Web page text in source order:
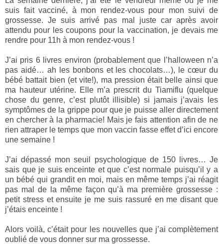
suis fait vacciné, à mon rendez-vous pour mon suivi de
grossesse. Je suis arrivé pas mal juste car après avoir
attendu pour les coupons pour la vaccination, je devais me
rendre pour 11h à mon rendez-vous !
J’ai pris 6 livres environ (probablement que l’halloween n’a
pas aidé… ah les bonbons et les chocolats…), le cœur du
bébé battait bien (et vite!), ma pression était belle ainsi que
ma hauteur utérine. Elle m’a prescrit du Tiamiflu (quelque
chose du genre, c’est plutôt illisible) si jamais j’avais les
symptômes de la grippe pour que je puisse aller directement
en chercher à la pharmacie! Mais je fais attention afin de ne
rien attraper le temps que mon vaccin fasse effet d’ici encore
une semaine !
J’ai dépassé mon seuil psychologique de 150 livres… Je
sais que je suis enceinte et que c’est normale puisqu’il y a
un bébé qui grandit en moi, mais en même temps j’ai réagit
pas mal de la même façon qu’à ma première grossesse :
petit stress et ensuite je me suis rassuré en me disant que
j’étais enceinte !
Alors voilà, c’était pour les nouvelles que j’ai complètement
oublié de vous donner sur ma grossesse.